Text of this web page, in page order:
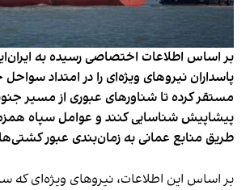
بر اساس اطلاعات اختصاصی رسیده به
پاسداران نیروهای ویژه‌ای را در امتداد
مستقر کرده تا شناورهای عبوری از مسیر
پیشاپیش شناسایی کنند و عوامل سپاه
طریق منابع عمانی به زمان‌بندی عبور
بر اساس این اطلاعات، نیروهای ویژه‌ای که